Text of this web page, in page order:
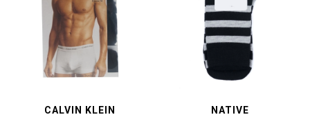
CALVIN KLEIN NATIVE